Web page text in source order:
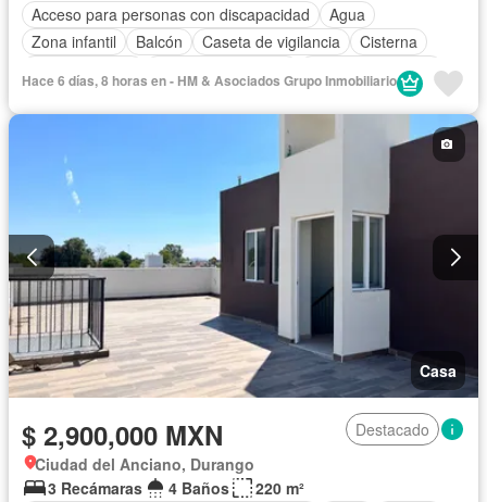
Acceso para personas con discapacidad
Agua
Zona infantil
Balcón Caseta de vigilancia
Cisterna
Cuarto de servicio
Internet
Sin amueblar
Hace 6 días, 8 horas en - HM & Asociados Grupo Inmobiliario
Casa
$ 2,900,000 MXN
Destacado
Ciudad del Anciano, Durango
3 Recámaras
4 Baños
220 m²